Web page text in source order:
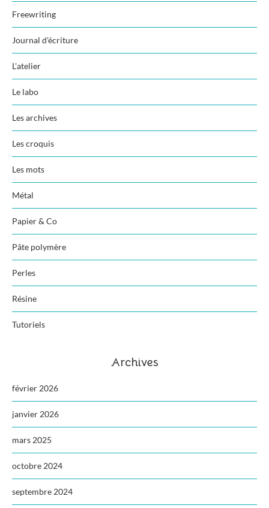
Freewriting
Journal d'écriture
L'atelier
Le labo
Les archives
Les croquis
Les mots
Métal
Papier & Co
Pâte polymère
Perles
Résine
Tutoriels
Archives
février 2026
janvier 2026
mars 2025
octobre 2024
septembre 2024